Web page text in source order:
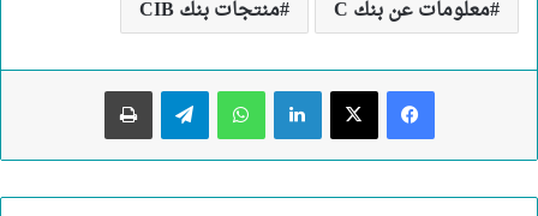
معلومات عن بنك C
منتجات بنك CIB
لينكدإن واتساب تيلقرام طباعة